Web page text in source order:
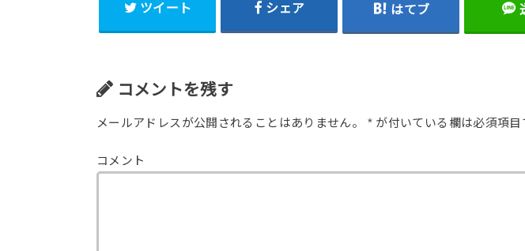
ツイート シェア はてブ
コメントを残す
メールアドレスが公開されることはありません。 *が付いている欄は必須項目
コメント